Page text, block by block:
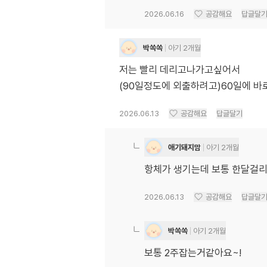
2026.06.16 공감해요 답글달기
박쏙쏙 아기 2개월
저는 빨리 데리고나가고싶어서
2026.06.13 공감해요 답글달기
애기돼지맘 아기 2개월
항체가 생기는데 보통 한달걸
2026.06.13 공감해요 답글달기
박쏙쏙 아기 2개월
보통 2주잡는거같아요~!